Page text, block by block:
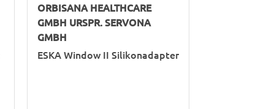
ORBISANA HEALTHCARE
GMBH URSPR. SERVONA
GMBH
ESKA Window II Silikonadapter